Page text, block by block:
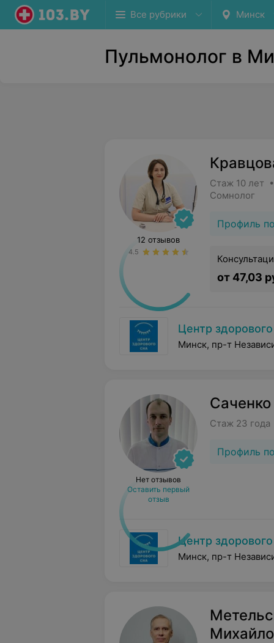
Все рубрики Минск
Пульмонолог в
Стаж 10 лет
Сомнолог
Профиль
12 отзывов
4.5
от 47,03
Центр
Минск, пр-т
Стаж 23
Профиль
Нет отзывов
Оставить первый
отзыв
Центр
Минск, пр-т